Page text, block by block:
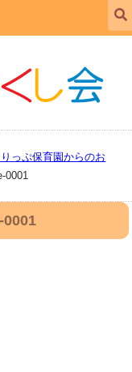
っぷ保育園からのお
0001
0001